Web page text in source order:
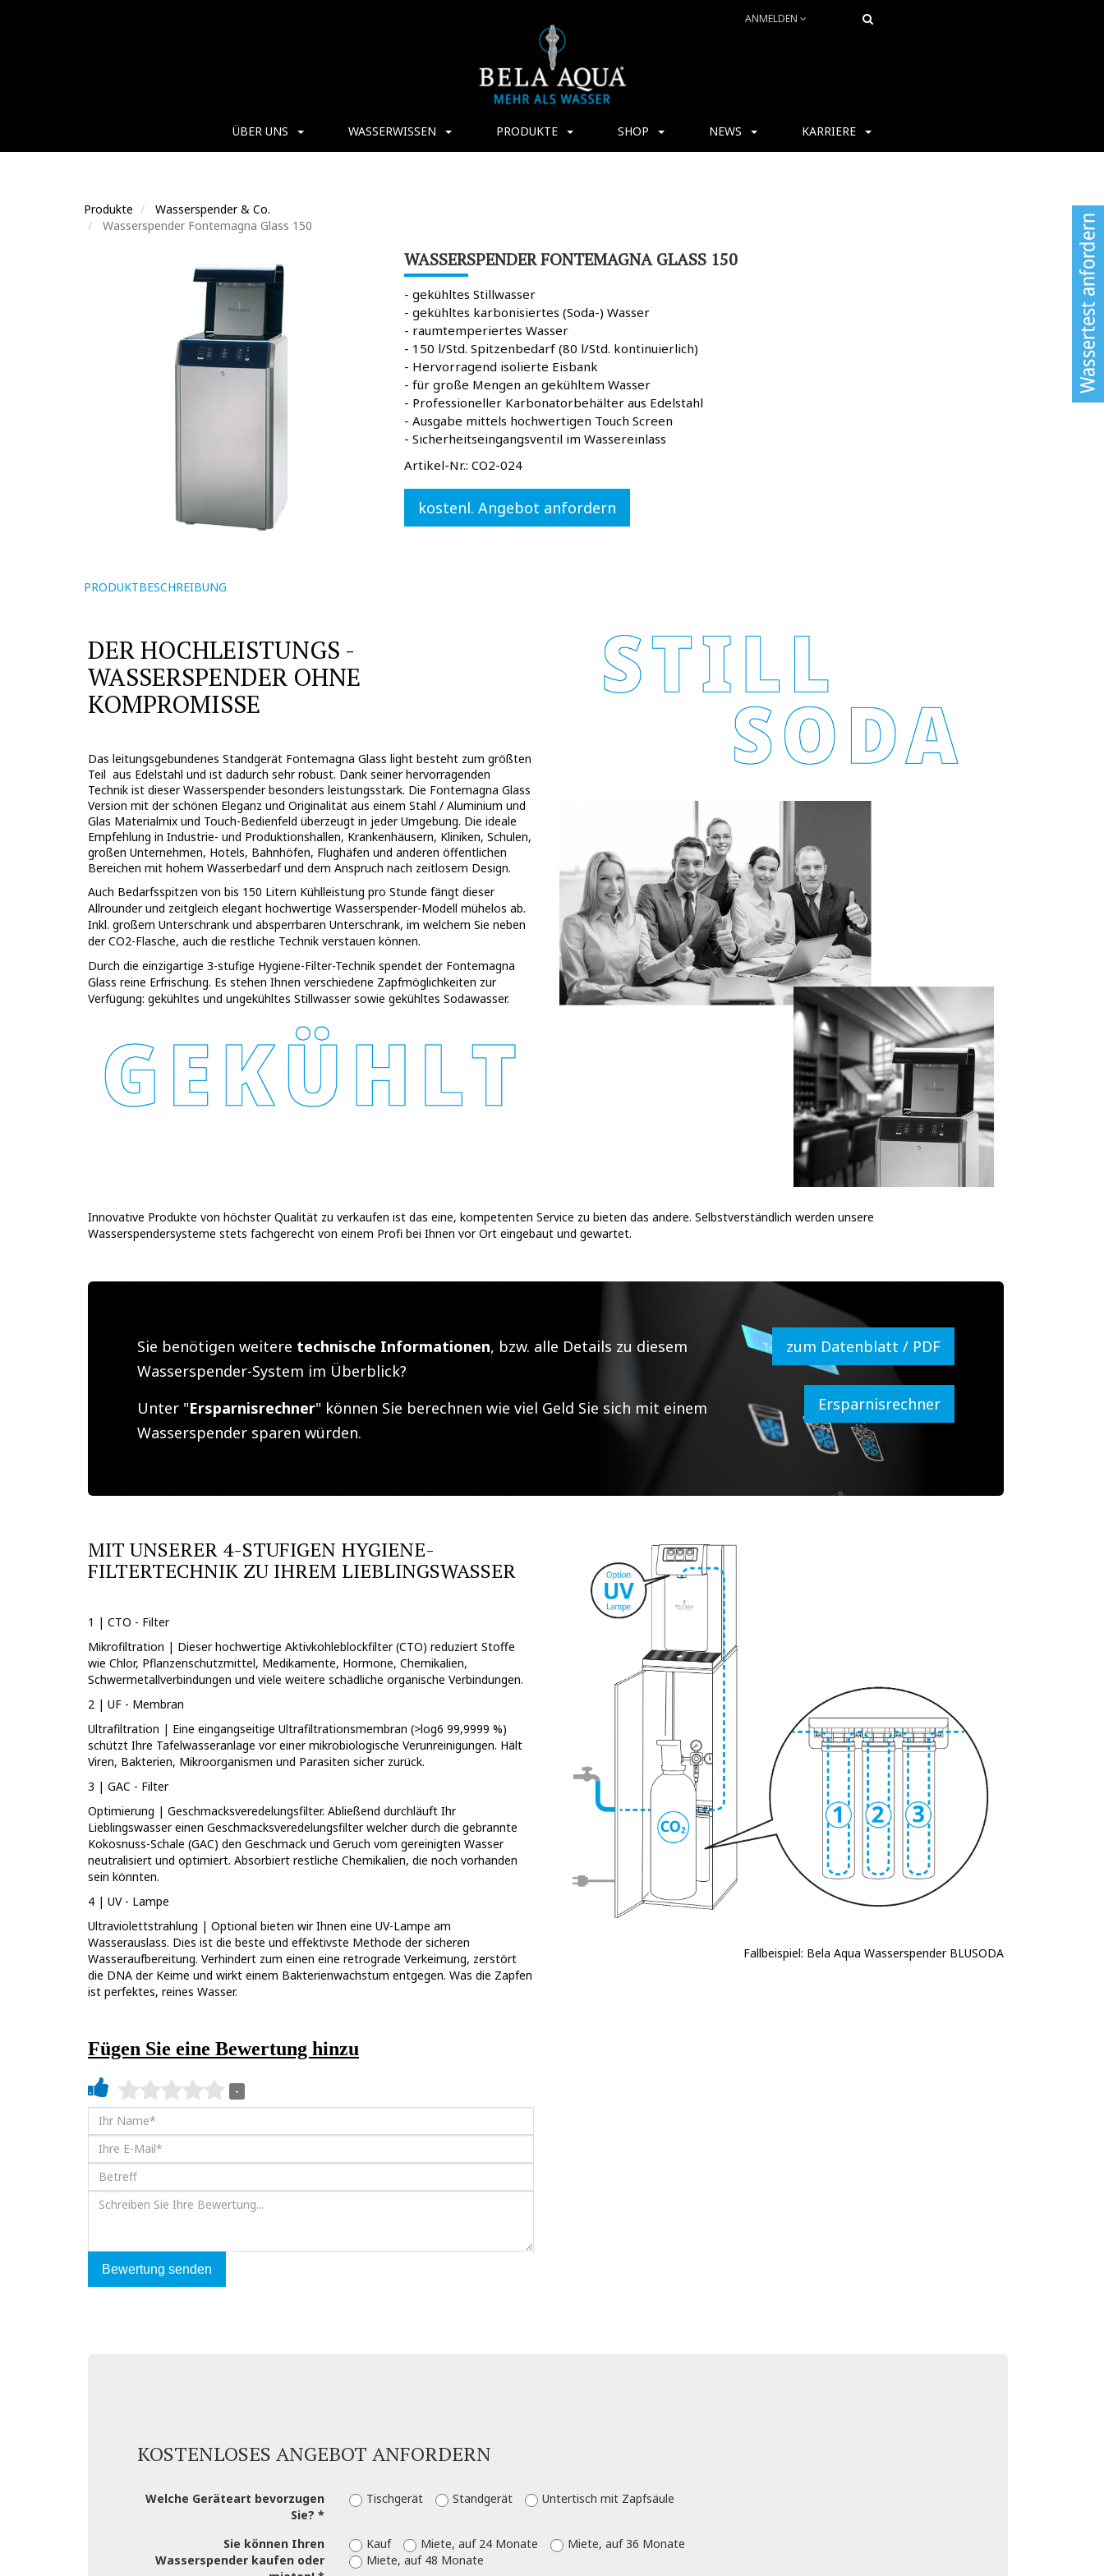
ANMELDEN
ÜBER UNS WASSERWISSEN PRODUKTE SHOP NEWS KARRIERE
Produkte
Wasserspender & Co.
Wasserspender Fontemagna Glass 150
WASSERSPENDER FONTEMAGNA GLASS 150
- gekühltes Stillwasser
- gekühltes karbonisiertes (Soda-) Wasser
- raumtemperiertes Wasser
- 150 l/Std. Spitzenbedarf (80 l/Std. kontinuierlich)
- Hervorragend isolierte Eisbank
- für große Mengen an gekühltem Wasser
- Professioneller Karbonatorbehälter aus Edelstahl
- Ausgabe mittels hochwertigen Touch Screen
- Sicherheitseingangsventil im Wassereinlass
Artikel-Nr.: CO2-024
kostenl. Angebot anfordern
PRODUKTBESCHREIBUNG
DER HOCHLEISTUNGS -
WASSERSPENDER OHNE
KOMPROMISSE
Das leitungsgebundenes Standgerät Fontemagna Glass light besteht zum größten
Teil aus Edelstahl und ist dadurch sehr robust. Dank seiner hervorragenden
Technik ist dieser Wasserspender besonders leistungsstark. Die Fontemagna Glass
Version mit der schönen Eleganz und Originalität aus einem Stahl / Aluminium und
Glas Materialmix und Touch-Bedienfeld überzeugt in jeder Umgebung. Die ideale
Empfehlung in Industrie- und Produktionshallen, Krankenhäusern, Kliniken, Schulen,
großen Unternehmen, Hotels, Bahnhöfen, Flughäfen und anderen öffentlichen
Bereichen mit hohem Wasserbedarf und dem Anspruch nach zeitlosem Design.
Auch Bedarfsspitzen von bis 150 Litern Kühlleistung pro Stunde fängt dieser
Allrounder und zeitgleich elegant hochwertige Wasserspender-Modell mühelos ab.
Inkl. großem Unterschrank und absperrbaren Unterschrank, im welchem Sie neben
der CO2-Flasche, auch die restliche Technik verstauen können.
Durch die einzigartige 3-stufige Hygiene-Filter-Technik spendet der Fontemagna
Glass reine Erfrischung. Es stehen Ihnen verschiedene Zapfmöglichkeiten zur
Verfügung: gekühltes und ungekühltes Stillwasser sowie gekühltes Sodawasser.
Innovative Produkte von höchster Qualität zu verkaufen ist das eine, kompetenten Service zu bieten das andere. Selbstverständlich werden unsere
Wasserspendersysteme stets fachgerecht von einem Profi bei Ihnen vor Ort eingebaut und gewartet.
Sie benötigen weitere technische Informationen, bzw. alle Details zu diesem
Wasserspender-System im Überblick?
Unter "Ersparnisrechner" können Sie berechnen wie viel Geld Sie sich mit einem
Wasserspender sparen würden.
zum Datenblatt / PDF
Ersparnisrechner
MIT UNSERER 4-STUFIGEN HYGIENE-
FILTERTECHNIK ZU IHREM LIEBLINGSWASSER
1 | CTO - Filter
Mikrofiltration | Dieser hochwertige Aktivkohleblockfilter (CTO) reduziert Stoffe
wie Chlor, Pflanzenschutzmittel, Medikamente, Hormone, Chemikalien,
Schwermetallverbindungen und viele weitere schädliche organische Verbindungen.
2 | UF - Membran
Ultrafiltration | Eine eingangseitige Ultrafiltrationsmembran (>log6 99,9999 %)
schützt Ihre Tafelwasseranlage vor einer mikrobiologische Verunreinigungen. Hält
Viren, Bakterien, Mikroorganismen und Parasiten sicher zurück.
3 | GAC - Filter
Optimierung | Geschmacksveredelungsfilter. Abließend durchläuft Ihr
Lieblingswasser einen Geschmacksveredelungsfilter welcher durch die gebrannte
Kokosnuss-Schale (GAC) den Geschmack und Geruch vom gereinigten Wasser
neutralisiert und optimiert. Absorbiert restliche Chemikalien, die noch vorhanden
sein könnten.
4 | UV - Lampe
Ultraviolettstrahlung | Optional bieten wir Ihnen eine UV-Lampe am
Wasserauslass. Dies ist die beste und effektivste Methode der sicheren
Wasseraufbereitung. Verhindert zum einen eine retrograde Verkeimung, zerstört
die DNA der Keime und wirkt einem Bakterienwachstum entgegen. Was die Zapfen
ist perfektes, reines Wasser.
Fallbeispiel: Bela Aqua Wasserspender BLUSODA
Fügen Sie eine Bewertung hinzu
-
Bewertung senden
KOSTENLOSES ANGEBOT ANFORDERN
Welche Geräteart bevorzugen
Sie?
Tischgerät Standgerät Untertisch mit Zapfsäule
Sie können Ihren
Wasserspender kaufen oder
Kauf Miete, auf 24 Monate
Miete, auf 36 Monate
Miete, auf 48 Monate